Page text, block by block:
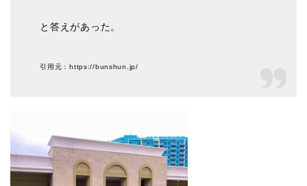
と答えがあった。
引用元：https://bunshun.jp/